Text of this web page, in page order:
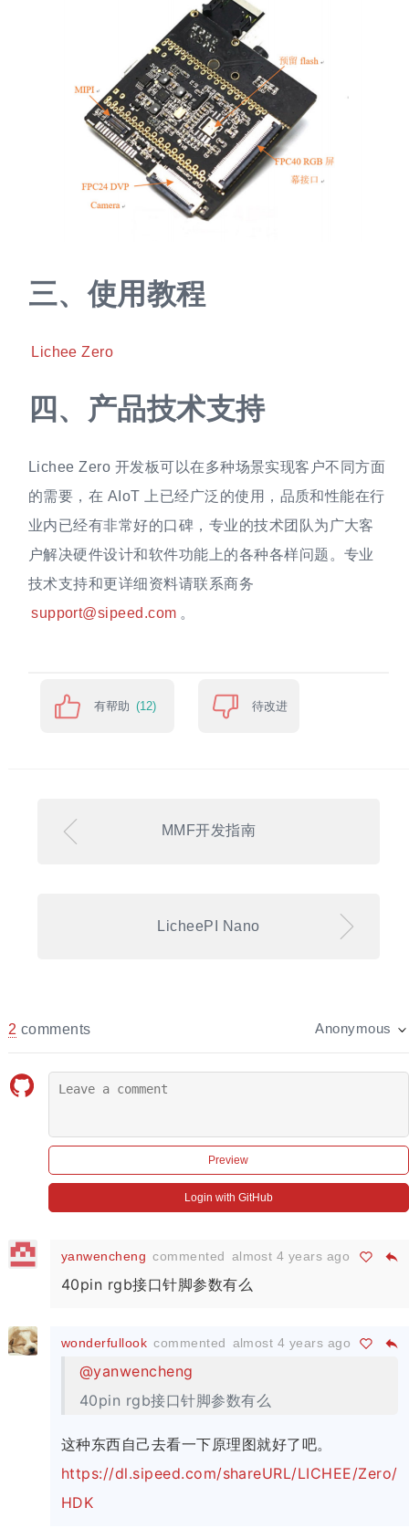
三、使用教程
Lichee Zero
四、 产品技术支持
Lichee Zero 开发板可以在多种场景实现客户不同方面
的需要，在 AIoT 上已经广泛的使用，品质和性能在行
业内已经有非常好的口碑，专业的技术团队为广大客
户解决硬件设计和软件功能上的各种各样问题。专业
技术支持和更详细资料请联系商务
support@sipeed.com 。
有帮助 (12) 待改进
MMF开发指南
LicheePI Nano
2 comments Anonymous
Preview
Login with GitHub
yanwencheng commented almost 4 years ago
40pin rgb接口针脚参数有么
wonderfullook commented almost 4 years ago
@yanwencheng
40pin rgb接口针脚参数有么
这种东西自己去看一下原理图就好了吧。
https://dl.sipeed.com/shareURL/LICHEE/Zero/
HDK